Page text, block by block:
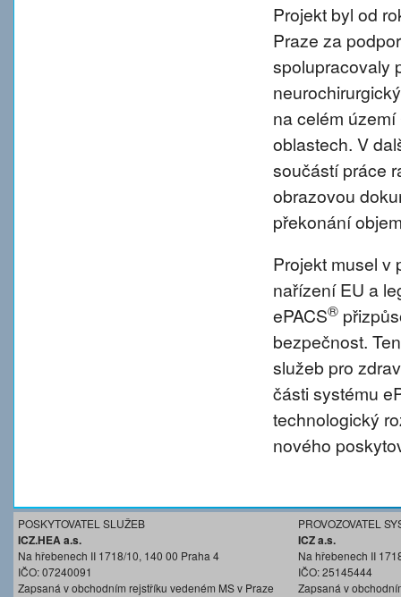
Projekt byl od
Praze za
spolupracovaly
na celém
oblastech. V
součástí práce
obrazovou
překonání
Projekt musel v
nařízení EU a
ePACS®
bezpečnost.
služeb pro
části systému
technologický
nového
POSKYTOVATEL SLUŽEB
ICZ.HEA a.s.
Na hřebenech II 1718/10, 140 00 Praha 4
IČO: 07240091
Zapsaná v obchodním rejstříku vedeném MS v Praze
PROVOZOVATEL
ICZ a.s.
Na hřebenech II
IČO: 25145444
Zapsaná v